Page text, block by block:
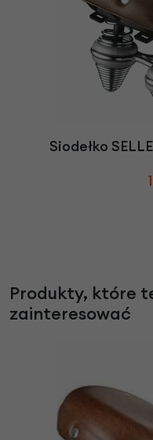
Siodełko
Produkty, które
zainteresować